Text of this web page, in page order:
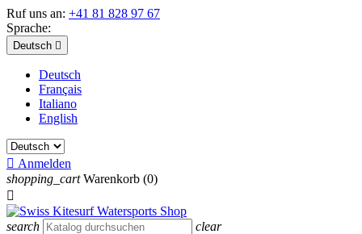
Ruf uns an: +41 81 828 97 67
Sprache:
Deutsch 
Deutsch
Français
Italiano
English
 Anmelden
shopping_cart Warenkorb (0)

search
clear